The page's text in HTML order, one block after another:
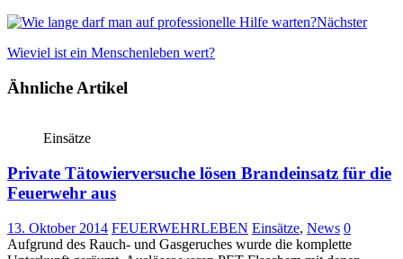
Nächster
Wieviel ist ein Menschenleben wert?
Ähnliche Artikel
Einsätze
Private Tätowierversuche lösen Brandeinsatz für die
Feuerwehr aus
13. Oktober 2014 FEUERWEHRLEBEN Einsätze, News 0
Aufgrund des Rauch- und Gasgeruches wurde die komplette